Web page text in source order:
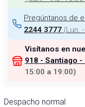
Pregúntanos de
2244 3777 (Lun.
Visítanos en
918 - Santiago -
15:00 a 19:00)
Despacho normal